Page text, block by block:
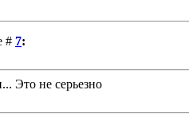
# 7:
Это не серьезно